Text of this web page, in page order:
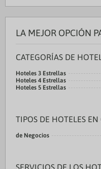
LA MEJOR OPCIÓN
CATEGORÍAS DE
Hoteles 3 Estrellas
Hoteles 4 Estrellas
Hoteles 5 Estrellas
TIPOS DE HOTELES
de Negocios
SERVICIOS DE LOS